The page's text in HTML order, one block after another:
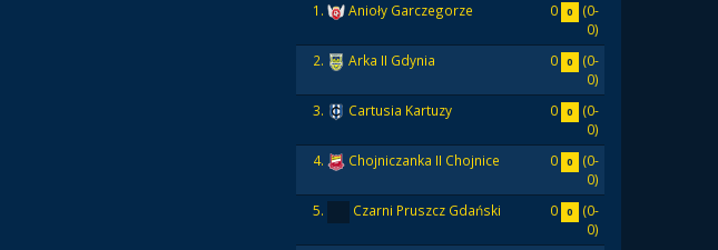
1. Anioły Garczegorze 0 0
(0-
0)
2.
Arka II Gdynia 0 0
(0-
0)
3.
Cartusia Kartuzy 0 0
(0-
0)
4.
Chojniczanka II Chojnice 0 0
(0-
0)
5.
Czarni Pruszcz Gdański 0 0
(0-
0)